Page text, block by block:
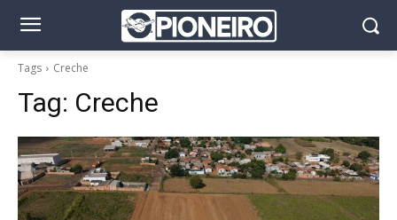
Tags Creche
Tag: Creche